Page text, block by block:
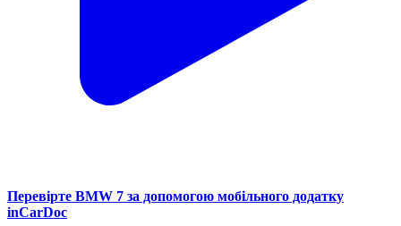
Перевірте BMW 7 за допомогою мобільного додатку
inCarDoc